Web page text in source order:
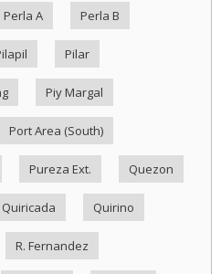
Perla A Perla B
Pilar
Piy Margal
Port Area (South)
Pureza Ext. Quezon
Quiricada Quirino
R. Fernandez